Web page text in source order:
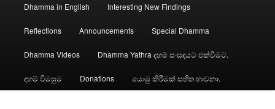
Dhamma in English Interesting New Findings
Reflections Announcements Special Dhamma
Dhamma Videos Dhamma Yathra දහම් සංසදයට එක්වීමට.
දහම් විමසුම Donations යොමු කිරීමක් සහිත භාවනා.